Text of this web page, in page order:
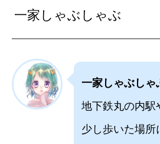
一家しゃぶしゃぶ
一家しゃぶしゃ
地下鉄丸の内駅
少し歩いた場所